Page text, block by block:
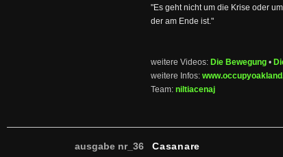
"Es geht nicht um die Krise oder
der am Ende ist."
weitere Videos: Die Bewegung •
weitere Infos:
Team: niltiacenaj
ausgabe nr_36 Casanare